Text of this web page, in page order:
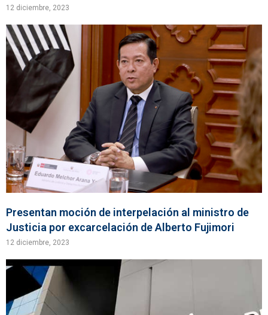
12 diciembre, 2023
Presentan moción de interpelación al ministro de
Justicia por excarcelación de Alberto Fujimori
12 diciembre, 2023